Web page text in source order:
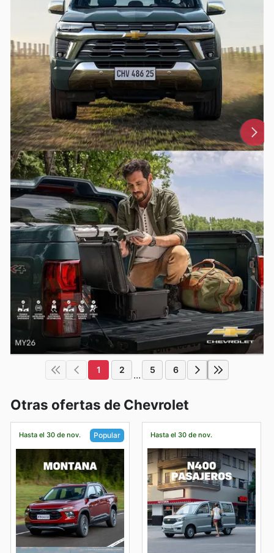
1 2 ... 5 6
Otras ofertas de Chevrolet
Hasta el 30 de nov. Popular Hasta el 30 de nov.